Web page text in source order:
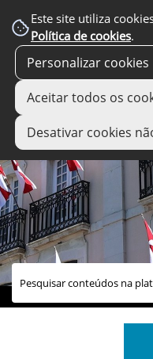
Este site utiliza
Política de cookies.
Personalizar cookies
Aceitar todos os
Desativar cookies
links úteis